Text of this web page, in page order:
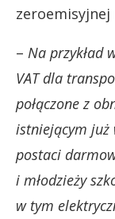
– Na przykład
VAT dla
połączone z
istniejącym już
postaci
i młodzieży
w tym